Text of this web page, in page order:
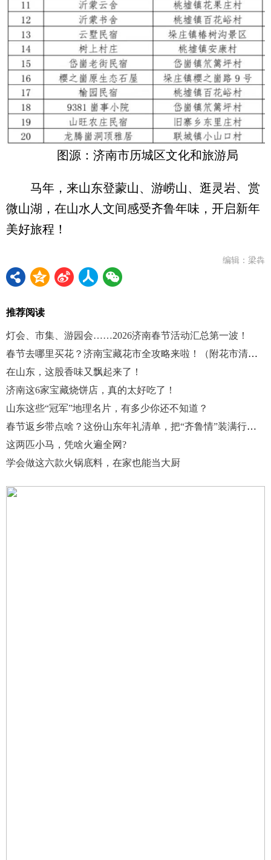
图源：济南市历城区文化和旅游局
马年，来山东登蒙山、游崂山、逛灵岩、赏
微山湖，在山水人文间感受齐鲁年味，开启新年
美好旅程！
编辑：梁犇
推荐阅读
灯会、市集、游园会……2026济南春节活动汇总第一波！
春节去哪里买花？济南宝藏花市全攻略来啦！（附花市清单）
在山东，这股香味又飘起来了！
济南这6家宝藏烧饼店，真的太好吃了！
山东这些“冠军”地理名片，有多少你还不知道？
春节返乡带点啥？这份山东年礼清单，把“齐鲁情”装满行囊！
这两匹小马，凭啥火遍全网?
学会做这六款火锅底料，在家也能当大厨